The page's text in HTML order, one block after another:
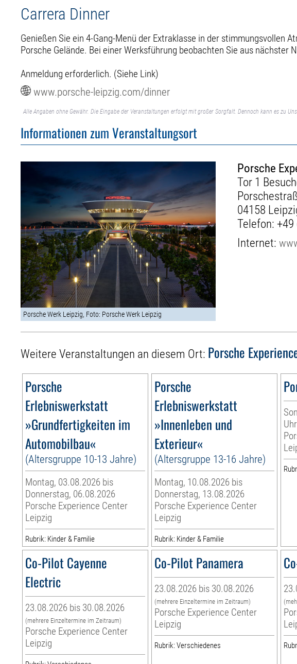
Carrera Dinner
Genießen Sie ein 4-Gang-Menü der Extraklasse in der stimmungsvollen
Porsche Gelände. Bei einer Werksführung beobachten Sie aus nächster
Anmeldung erforderlich. (Siehe Link)
www.porsche-leipzig.com/dinner
Alle Angaben ohne Gewähr. Die Eingabe der Veranstaltungen erfolgt mit großer Sorgfalt. Dennoch kann es zu
Informationen zum Veranstaltungsort
Porsche Werk Leipzig, Foto: Porsche Werk Leipzig
Porsche
Tor 1
04158
Telefon:
Internet:
Weitere Veranstaltungen an diesem Ort: Porsche
Porsche
Erlebniswerkstatt
»Grundfertigkeiten im
Automobilbau«
(Altersgruppe 10-13 Jahre)
Montag, 03.08.2026 bis
Donnerstag, 06.08.2026
Porsche Experience Center
Leipzig
Rubrik: Kinder & Familie
Porsche
Erlebniswerkstatt
»Innenleben und
Exterieur«
(Altersgruppe 13-16 Jahre)
Montag, 10.08.2026 bis
Donnerstag, 13.08.2026
Porsche Experience Center
Leipzig
Rubrik: Kinder & Familie
Uhr
Co-Pilot Cayenne
Electric
23.08.2026 bis 30.08.2026
(mehrere Einzeltermine im Zeitraum)
Porsche Experience Center
Leipzig
Co-Pilot Panamera
23.08.2026 bis 30.08.2026
(mehrere Einzeltermine im Zeitraum)
Porsche Experience Center
Leipzig
Rubrik: Verschiedenes